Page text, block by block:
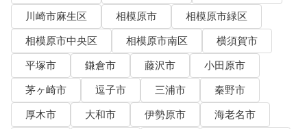
川崎市麻生区
相模原市
相模原市緑区
相模原市中央区
相模原市南区
横須賀市
平塚市
鎌倉市 藤沢市
小田原市
茅ヶ崎市
逗子市 三浦市
秦野市
厚木市
大和市 伊勢原市
海老名市